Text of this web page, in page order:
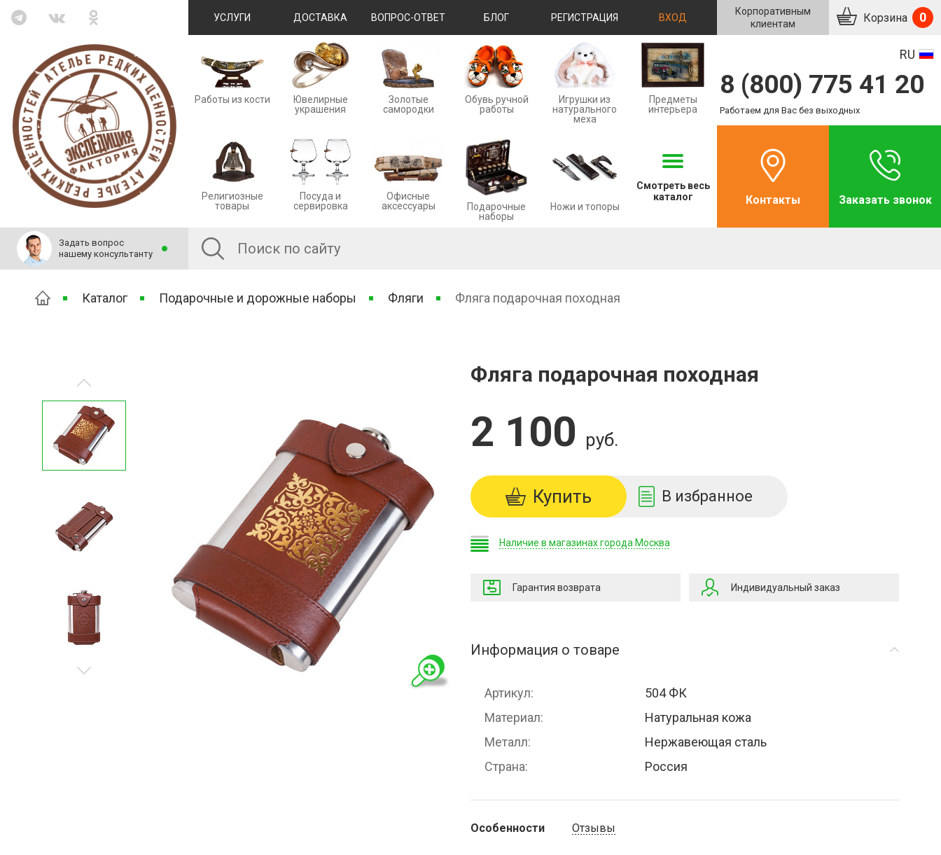
УСЛУГИ ДОСТАВКА ВОПРОС-ОТВЕТ БЛОГ РЕГИСТРАЦИЯ ВХОД
Корпоративным
клиентам
Корзина 0
Работы из кости
Ювелирные
украшения
Золотые
cамородки
Обувь ручной
работы
Игрушки из
натурального
меха
Предметы
интерьера
Религиозные
товары
Посуда и
сервировка
Офисные
аксессуары
Подарочные
наборы
Ножи и топоры
Смотреть весь
каталог
RU
8 (800) 775 41 20
Работаем для Вас без выходных
Контакты Заказать звонок
Задать вопрос
нашему консультанту
Каталог Подарочные и дорожные наборы Фляги Фляга подарочная походная
Фляга подарочная походная
2 100 руб.
Купить В избранное
Наличие в магазинах города Москва
Гарантия возврата Индивидуальный заказ
Информация о товаре
Артикул
504 ФК
Материал
Натуральная кожа
Металл
Нержавеющая сталь
Страна
Россия
Особенности Отзывы